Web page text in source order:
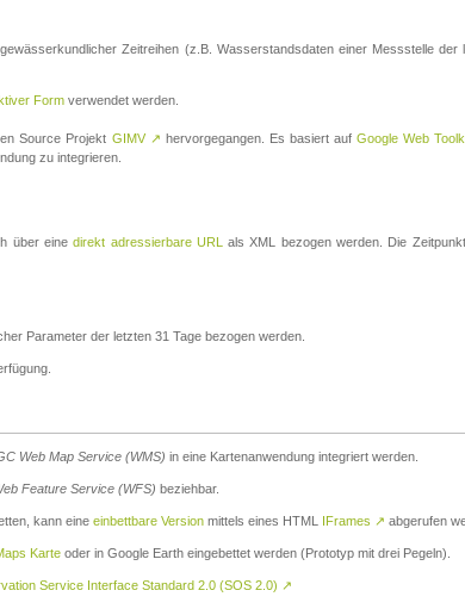
Zeitreihen (z.B. Wasserstandsdaten einer Messstelle
Form verwendet werden.
Source Projekt GIMV ↗ hervorgegangen. Es basiert auf Google Web
zu integrieren.
über einedirekt adressierbare URL
als XML bezogen werden. Die
Parameter der letzten 31 Tage bezogen werden.
Web Map Service (WMS) in eine Kartenanwendung integriert werden.
Feature Service (WFS) beziehbar.
kann eine einbettbare Version mittels eines HTML IFrames ↗ abgerufen
Karte oder in Google Earth eingebettet werden (Prototyp mit drei Pegeln).
Service Interface Standard 2.0 (SOS 2.0) ↗